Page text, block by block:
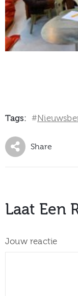
Tags: #
Share
Laat Een
Jouw reactie